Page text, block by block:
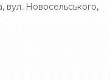
вул. Новосельського,